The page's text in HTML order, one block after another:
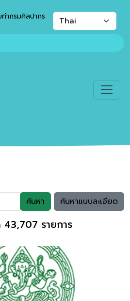
ท่ากรมศิลปากร
ค้นหา ค้นหาแบบละเอียด
รายการ